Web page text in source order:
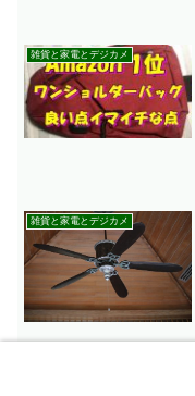
雑貨と家電とデジカメ
雑貨と家電とデジカメ